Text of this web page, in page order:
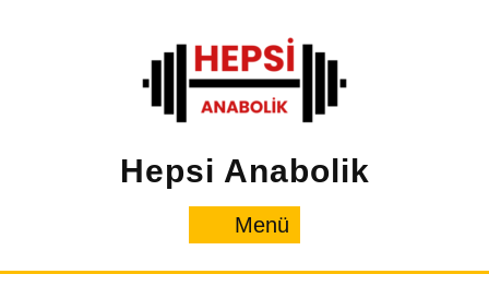
Hepsi Anabolik
Menü